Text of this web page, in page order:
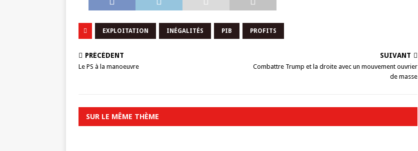
EXPLOITATION INÉGALITÉS PIB PROFITS
PRÉCÉDENT
Le PS à la manoeuvre
SUIVANT
Combattre Trump et la droite avec un mouvement ouvrier
de masse
SUR LE MÊME THÈME